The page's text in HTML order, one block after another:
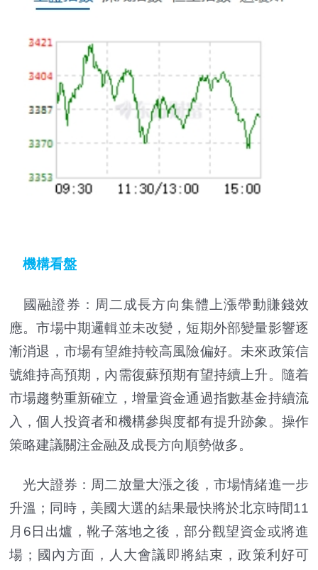
機構看盤
國融證券：周二成長方向集體上漲帶動賺錢效
應。市場中期邏輯並未改變，短期外部變量影響逐
漸消退，市場有望維持較高風險偏好。未來政策信
號維持高預期，內需復蘇預期有望持續上升。隨着
市場趨勢重新確立，增量資金通過指數基金持續流
入，個人投資者和機構參與度都有提升跡象。操作
策略建議關注金融及成長方向順勢做多。
光大證券：周二放量大漲之後，市場情緒進一步
升溫；同時，美國大選的結果最快將於北京時間11
月6日出爐，靴子落地之後，部分觀望資金或將進
場；國內方面，人大會議即將結束，政策利好可